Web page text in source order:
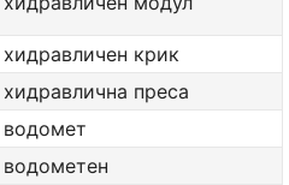
хидравличен крик
хидравлична преса
водомет
водометен